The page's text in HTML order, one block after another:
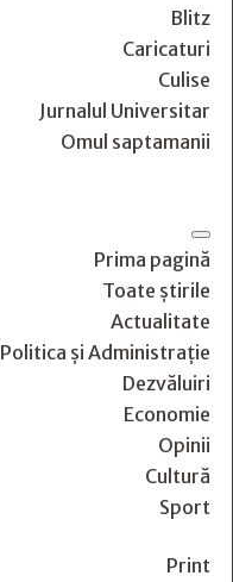
Blitz
Caricaturi
Culise
Jurnalul Universitar
Omul saptamanii
Prima pagină
Toate știrile
Actualitate
Politica și Administrație
Dezvăluiri
Economie
Opinii
Cultură
Sport
Print